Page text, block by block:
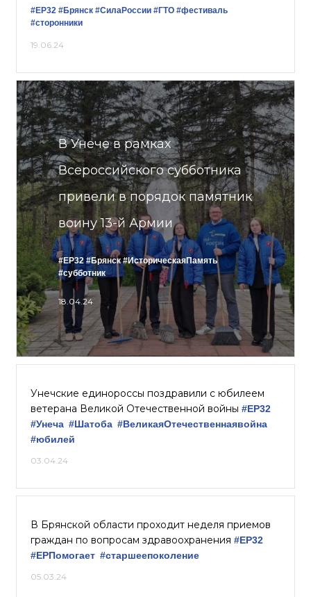
#ЕР32 #Брянск #СилаРоссии #ГТО #фестиваль
#сторонники
19.06.24
В Унече в рамках
Всероссийского субботника
привели в порядок памятник
воину 13-й Армии
#ЕР32 #Брянск #ИсторическаяПамять
#субботник
18.04.24
Унечские единороссы поздравили с юбилеем
ветерана Великой Отечественной войны #ЕР32
#Унеча #Шатоба #ВеликаяОтечественнаявойна
#юбилей
03.04.24
В Брянской области проходит неделя приемов
граждан по вопросам здравоохранения #ЕР32
#ЕРПомогает #старшеепоколение
05.03.24